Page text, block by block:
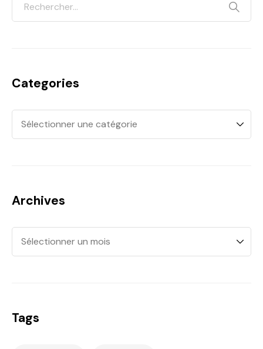
Categories
Archives
Tags